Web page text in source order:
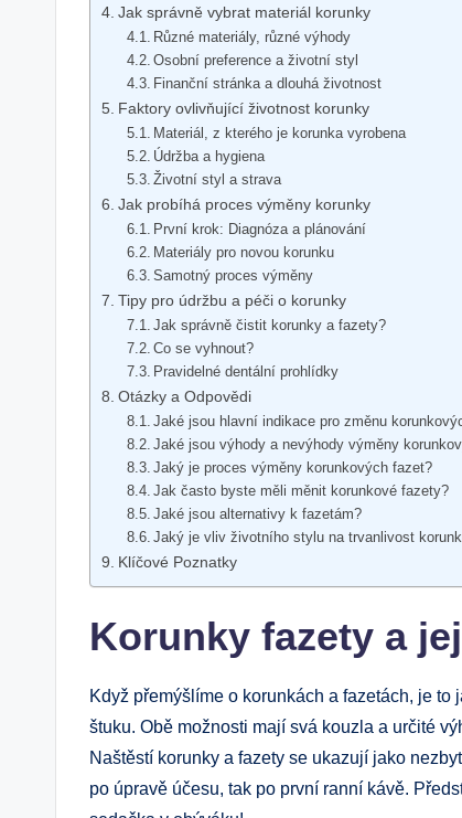
Jak správně vybrat materiál korunky
Různé materiály, různé výhody
Osobní preference a životní styl
Finanční stránka a dlouhá životnost
Faktory ​ovlivňující ⁢životnost⁢ korunky
Materiál,⁢ z ⁤kterého je korunka vyrobena
Údržba a hygiena
Životní styl⁢ a strava
Jak probíhá proces ​výměny korunky
První krok: Diagnóza a plánování
Materiály pro novou korunku
Samotný proces výměny
Tipy pro údržbu a péči o⁢ korunky
Jak správně‍ čistit korunky a​ fazety?
Co se vyhnout?
Pravidelné ⁣dentální prohlídky
Otázky a Odpovědi
Jaké jsou hlavní⁣ indikace pro změnu
Jaké jsou výhody a nevýhody výměny
Jaký ​je proces výměny korunkových fazet?
Jak často byste ⁣měli měnit korunkové fazety?
Jaké jsou alternativy k ‍fazetám?
Jaký je vliv životního stylu na trvanlivost‍
Klíčové​ Poznatky
Korunky‍ fazety a
Když ⁤přemýšlíme o korunkách⁤ a‍ fazetách, je
štuku. Obě možnosti mají svá ⁤kouzla a‍ určité
Naštěstí korunky a fazety se ukazují ⁢jako
⁢po úpravě‌ účesu, tak po první ranní kávě.